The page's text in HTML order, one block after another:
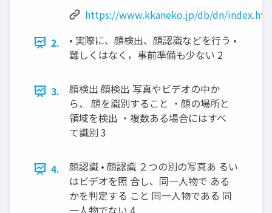
https://www.kkaneko.jp/db/dn/
2.
• 実際に、顔検出、顔認識などを行う •
難しくはなく，事前準備も少ない 2
3.
顔検出 顔検出 写真やビデオの中か
ら、 顔を識別すること ・顔の場所と
領域を検出 ・複数ある場合にはすべ
て識別 3
4.
顔認識 • 顔認識 ２つの別の写真あ るい
はビデオを照 合し、同一人物で ある
かを判定する こと 同一人物である 同
一人物でない 4